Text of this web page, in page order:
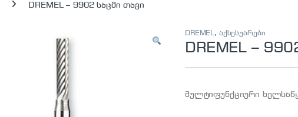
DREMEL – 9902 საცმი თავი
DREMEL, აქსესუარები
DREMEL –
მულტიფუნქციური